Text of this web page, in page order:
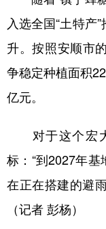
入选全国“土特产
升。按照安顺市
争稳定种植面积
亿元。
对于这个宏大
标：“到2027年
在正在搭建的避
（记者 彭杨）